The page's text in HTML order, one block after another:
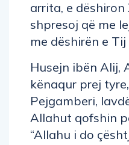
arrita, e
shpresoj që me
me dëshirën e
Husejn ibën Alij,
kënaqur prej
Pejgamberi,
Allahut qofshin
“Allahu i do